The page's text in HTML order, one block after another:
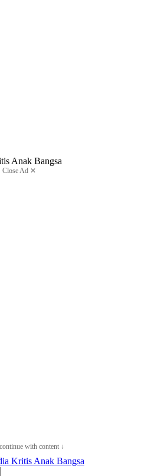
Close Ad ✕
with content ↓